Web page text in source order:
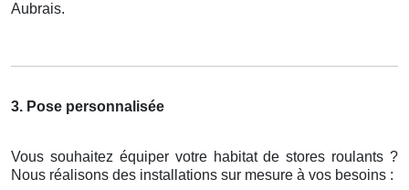
Aubrais.
3. Pose personnalisée
Vous souhaitez équiper votre habitat de stores roulants ?
Nous réalisons des installations sur mesure à vos besoins :